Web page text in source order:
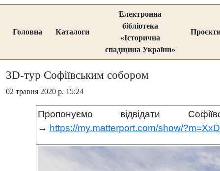
Головна Каталоги
Електронна
бібліотека
«Історична
спадщина України»
3D-тур Софіївським собором
02 травня 2020 р. 15:24
Пропонуємо відвідати
→ https://my.matterport.com/show/